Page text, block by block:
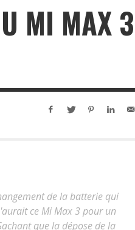
MI MAX 3
de la batterie qui
ce Mi Max 3 pour un
que la dépose de la